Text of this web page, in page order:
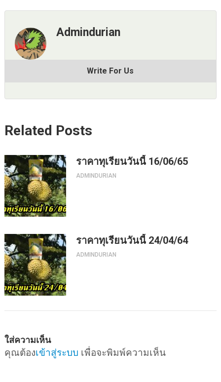
Admindurian
Write For Us
Related Posts
ราคาทุเรียนวันนี้ 16/06/65
ADMINDURIAN
ราคาทุเรียนวันนี้ 24/04/64
ADMINDURIAN
ใส่ความเห็น
คุณต้องเข้าสู่ระบบ เพื่อจะพิมพ์ความเห็น